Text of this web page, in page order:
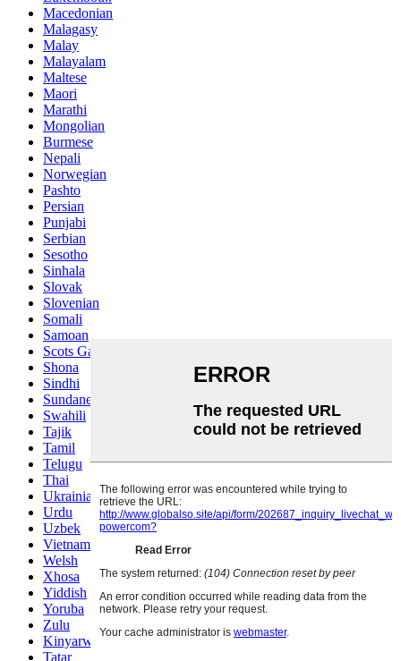
Macedonian
Malagasy
Malay
Malayalam
Maltese
Maori
Marathi
Mongolian
Burmese
Nepali
Norwegian
Pashto
Persian
Punjabi
Serbian
Sesotho
Sinhala
Slovak
Slovenian
Somali
Samoan
Scots Gaelic
Shona
Sindhi
Sundanese
Swahili
Tajik
Tamil
Telugu
Thai
Ukrainian
Urdu
Uzbek
Vietnamese
Welsh
Xhosa
Yiddish
Yoruba
Zulu
Kinyarwanda
Tatar